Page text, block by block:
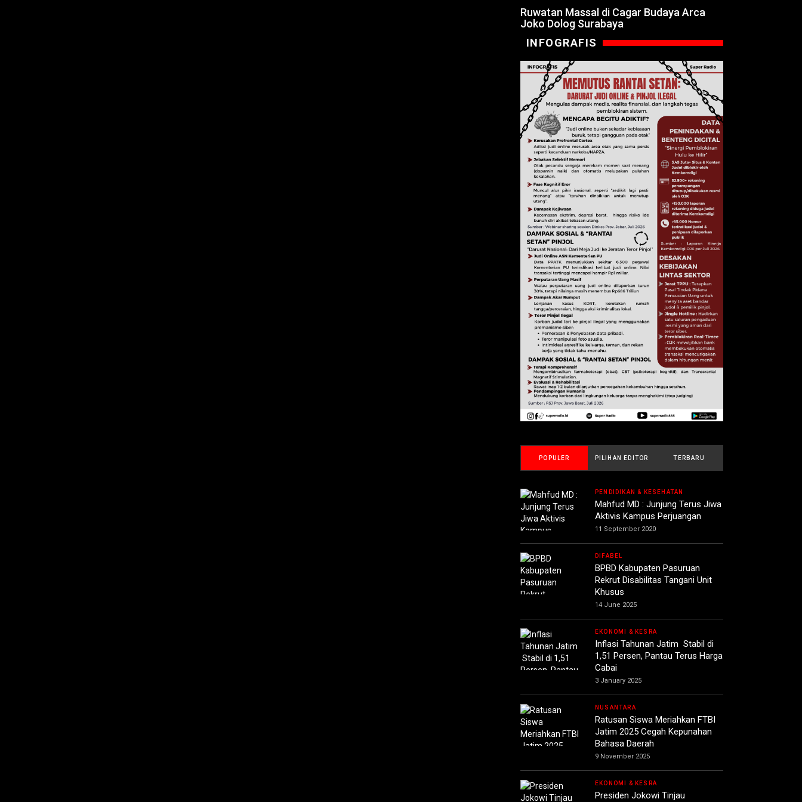
Ruwatan Massal di Cagar Budaya Arca
Joko Dolog Surabaya
INFOGRAFIS
POPULER PILIHAN EDITOR TERBARU
PENDIDIKAN & KESEHATAN
Mahfud MD : Junjung Terus Jiwa
Aktivis Kampus Perjuangan
11 September 2020
DIFABEL
BPBD Kabupaten Pasuruan
Rekrut Disabilitas Tangani Unit
Khusus
14 June 2025
EKONOMI & KESRA
Inflasi Tahunan Jatim Stabil di
1,51 Persen, Pantau Terus Harga
Cabai
3 January 2025
NUSANTARA
Ratusan Siswa Meriahkan FTBI
Jatim 2025 Cegah Kepunahan
Bahasa Daerah
9 November 2025
EKONOMI & KESRA
Presiden Jokowi Tinjau